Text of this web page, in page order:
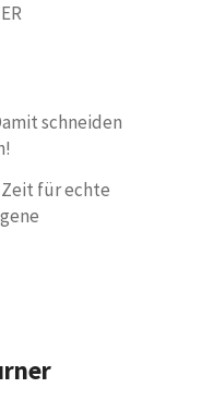
schneiden
Zeit für echte